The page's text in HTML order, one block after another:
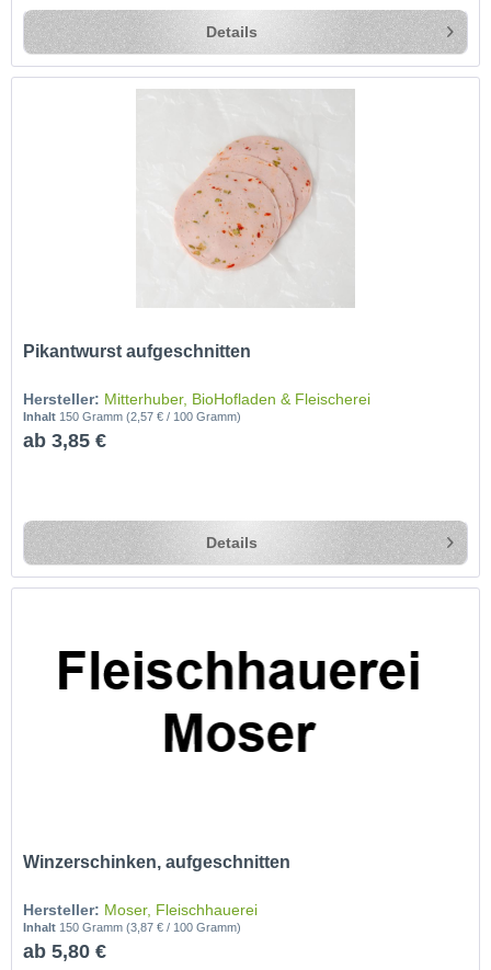
Details
Pikantwurst aufgeschnitten
Hersteller: Mitterhuber, BioHofladen & Fleischerei
Inhalt 150 Gramm(2,57 € / 100 Gramm)
ab 3,85 €
Details
Winzerschinken, aufgeschnitten
Hersteller: Moser, Fleischhauerei
Inhalt 150 Gramm(3,87 € / 100 Gramm)
ab 5,80 €